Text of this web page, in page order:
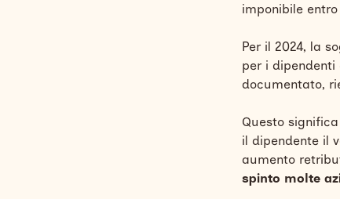
imponibile
Per il 2024, la
per i
documentato,
Questo
il dipendente il
aumento
spinto molte